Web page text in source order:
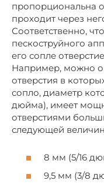
пропорциональна
проходит через
Соответственно,
пескоструйного
его сопле
Например, можно
отверстия в
сопло, диаметр
дюйма), имеет
отверстиями
следующей
8 мм (5/16
9,5 мм (3/8